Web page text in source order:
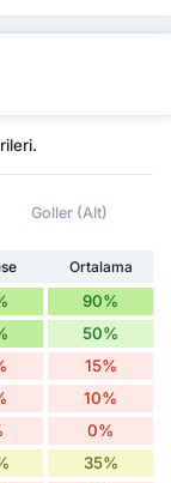
Goller (Alt)
Ortalama
90%
50%
15%
10%
0%
35%